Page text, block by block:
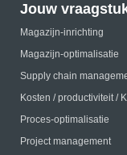
Jouw
Magazijn-inrichting
Magazijn-optimalisatie
Supply chain
Kosten / productiviteit /
Proces-optimalisatie
Project management